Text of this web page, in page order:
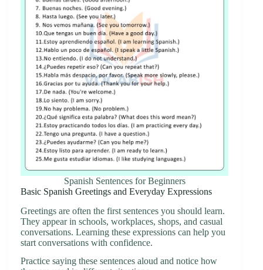
Spanish Sentences for Beginners
Basic Spanish Greetings and Everyday Expressions
Greetings are often the first sentences you should learn.
They appear in schools, workplaces, shops, and casual
conversations. Learning these expressions can help you
start conversations with confidence.
Practice saying these sentences aloud and notice how